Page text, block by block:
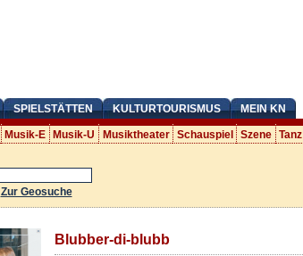
SPIELSTÄTTEN KULTURTOURISMUS MEIN KN
Musik-E Musik-U Musiktheater Schauspiel Szene Tanz
Zur Geosuche
Blubber-di-blubb